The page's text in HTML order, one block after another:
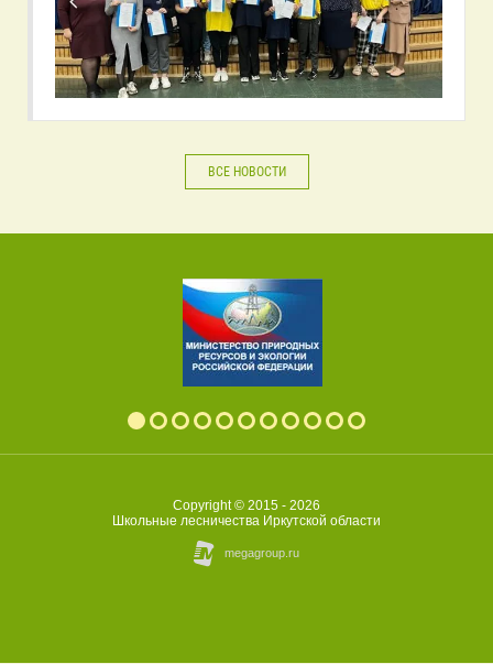
ВСЕ НОВОСТИ
Copyright © 2015 - 2026
Школьные лесничества Иркутской области